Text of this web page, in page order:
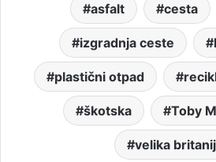
asfalt cesta
izgradnja ceste
plastični otpad
škotska Toby
velika